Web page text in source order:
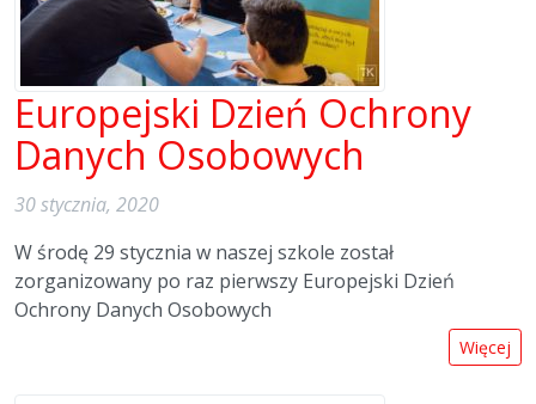
Europejski Dzień Ochrony
Danych Osobowych
30 stycznia, 2020
W środę 29 stycznia w naszej szkole został
zorganizowany po raz pierwszy Europejski Dzień
Ochrony Danych Osobowych
Więcej